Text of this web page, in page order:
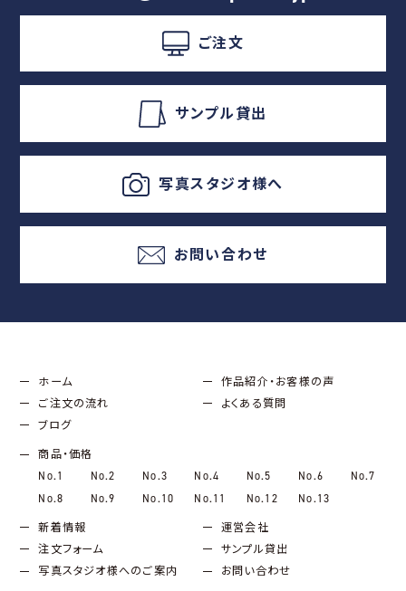
ご注文
サンプル貸出
写真スタジオ様へ
お問い合わせ
ホーム
作品紹介・お客様の声
ご注文の流れ
よくある質問
ブログ
商品・価格
No.1
No.2 No.3 No.4 No.5 No.6
No.7
No.8
No.9 No.10 No.11 No.12 No.13
新着情報
運営会社
注文フォーム
サンプル貸出
写真スタジオ様へのご案内
お問い合わせ